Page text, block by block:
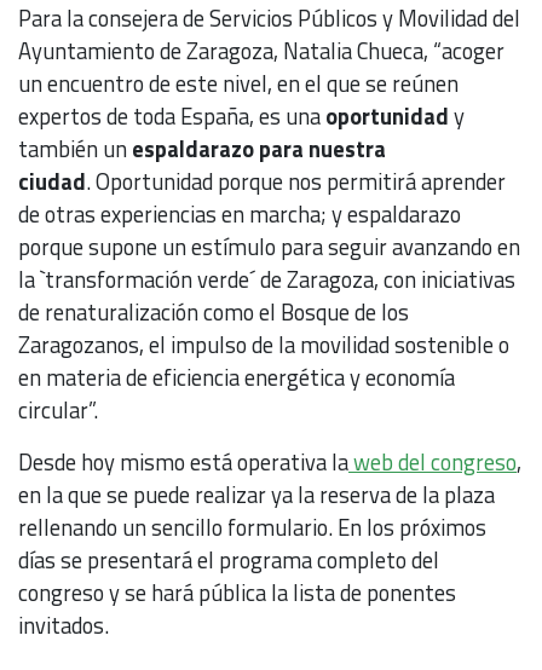
Para la consejera de Servicios Públicos y Movilidad del
Ayuntamiento de Zaragoza, Natalia Chueca, “acoger
un encuentro de este nivel, en el que se reúnen
expertos de toda España, es unaoportunidady
también unespaldarazopara nuestra
ciudad. Oportunidad porque nos permitirá aprender
de otras experiencias en marcha; y espaldarazo
porque supone un estímulo para seguir avanzando en
la `transformación verde´ de Zaragoza, con iniciativas
de renaturalización como el Bosque de los
Zaragozanos, el impulso de la movilidad sostenible o
en materia de eficiencia energética y economía
circular”.
Desde hoy mismo está operativa laweb del congreso,
en la que se puede realizar ya la reserva de la plaza
rellenando un sencillo formulario. En los próximos
días se presentará el programa completo del
congreso y se hará pública la lista de ponentes
invitados.